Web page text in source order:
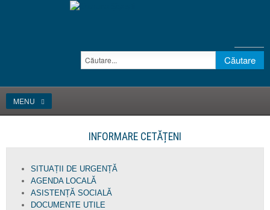
MENU
INFORMARE CETĂȚENI
SITUAȚII DE URGENȚĂ
AGENDA LOCALĂ
ASISTENȚĂ SOCIALĂ
DOCUMENTE UTILE